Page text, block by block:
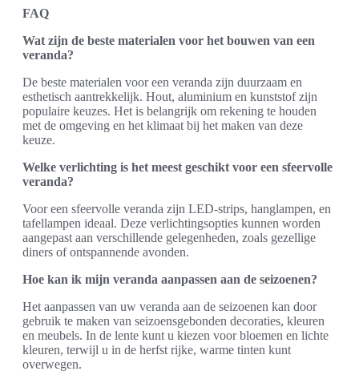
FAQ
Wat zijn de beste materialen voor het bouwen van een
veranda?
De beste materialen voor een veranda zijn duurzaam en
esthetisch aantrekkelijk. Hout, aluminium en kunststof zijn
populaire keuzes. Het is belangrijk om rekening te houden
met de omgeving en het klimaat bij het maken van deze
keuze.
Welke verlichting is het meest geschikt voor een sfeervolle
veranda?
Voor een sfeervolle veranda zijn LED-strips, hanglampen, en
tafellampen ideaal. Deze verlichtingsopties kunnen worden
aangepast aan verschillende gelegenheden, zoals gezellige
diners of ontspannende avonden.
Hoe kan ik mijn veranda aanpassen aan de seizoenen?
Het aanpassen van uw veranda aan de seizoenen kan door
gebruik te maken van seizoensgebonden decoraties, kleuren
en meubels. In de lente kunt u kiezen voor bloemen en lichte
kleuren, terwijl u in de herfst rijke, warme tinten kunt
overwegen.